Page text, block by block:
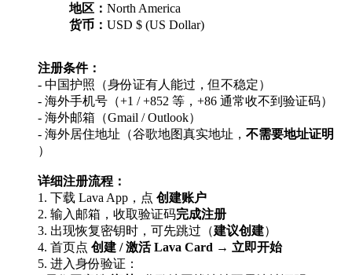
地区： North America
货币： USD $ (US Dollar)
注册条件：
- 中国护照（身份证有人能过，但不稳定）
- 海外手机号（+1 / +852 等，+86 通常收不到验证码）
- 海外邮箱（Gmail / Outlook）
- 海外居住地址（谷歌地图真实地址，​ 不需要地址证明
）
详细注册流程：
1. 下载 Lava App，点 创建账户
2. 输入邮箱，收取验证码完成注册
3. 出现恢复密钥时，可先跳过（建议创建）
4. 首页点 创建 / 激活 Lava Card → 立即开始
5. 进入身份验证：